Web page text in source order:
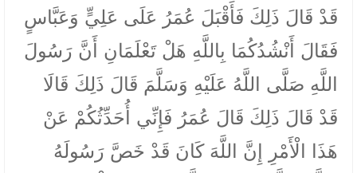
قَدْ قَالَ ذَلِكَ فَأَقْبَلَ عُمَرُ عَلَى عَلِيٍّ وَعَبَّاسٍ
فَقَالَ أَنْشُدُكُمَا بِاللَّهِ هَلْ تَعْلَمَانِ أَنَّ رَسُولَ
اللَّهِ صَلَّى اللَّهُ عَلَيْهِ وَسَلَّمَ قَالَ ذَلِكَ قَالَا
قَدْ قَالَ ذَلِكَ قَالَ عُمَرُ فَإِنِّي أُحَدِّثُكُمْ عَنْ
هَذَا الْأَمْرِ إِنَّ اللَّهَ كَانَ قَدْ خَصَّ رَسُولَهُ